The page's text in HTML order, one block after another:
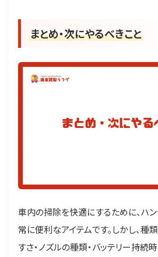
まとめ・次にやるべきこと
車内の掃除を快適にするために、ハ
常に便利なアイテムです。しかし、種
すさ・ノズルの種類・バッテリー持続